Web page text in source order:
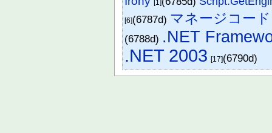
[1]
[6](6787d) マネージコード
(6788d) .NET
.NET 2003 [17](6790d)